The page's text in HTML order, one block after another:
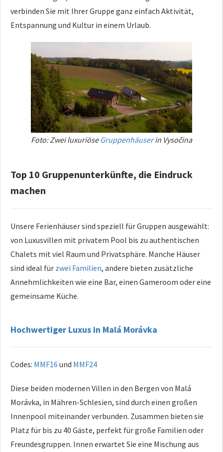
verbinden Sie mit Ihrer Gruppe ganz einfach Aktivität,
Entspannung und Kultur in einem Urlaub.
Foto: Zwei luxuriöse Gruppenhäuserin Vysočina
Top 10 Gruppenunterkünfte, die Eindruck
machen
Unsere Ferienhäuser sind speziell für Gruppen ausgewählt:
von Luxusvillen mit privatem Pool bis zu authentischen
Chalets mit viel Raum und Privatsphäre. Manche Häuser
sind ideal für zwei Familien, andere bieten zusätzliche
Annehmlichkeiten wie eine Bar, einen Gameroom oder eine
gemeinsame Küche.
Hochwertiger Luxus in Malá Morávka
Codes: MMF16 und MMF24
Diese beiden modernen Villen in den Bergen von Malá
Morávka, in Mähren-Schlesien, sind durch einen großen
Innenpool miteinander verbunden. Zusammen bieten sie
Platz für bis zu 40 Gäste, perfekt für große Familien oder
Freundesgruppen. Innen erwartet Sie eine Mischung aus